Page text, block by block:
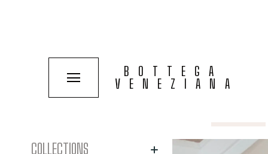
BOTTEGA
VENEZIANA
Découvrez les
par des maîtres
environnement.
COLLECTIONS